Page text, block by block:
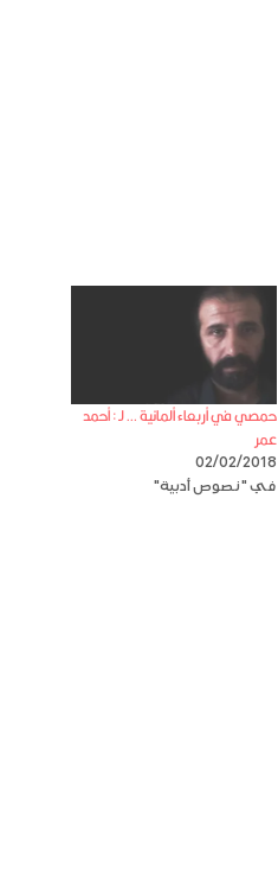
حمصي في أربعاء ألمانية … لـ : أحمد
عمر
02/02/2018
في "نصوص أدبية"